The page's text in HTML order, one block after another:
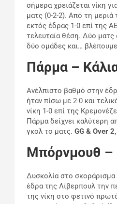
σήμερα χρειάζεται νίκη
ματς (0-2-2). Από τη
εκτός έδρας 1-0 επί της
τελευταία θέση. Δύο ματς
δύο ομάδες και…
Πάρμα –
Ανέλπιστο βαθμό στην
ήταν πίσω με 2-0 και
νίκη 1-0 επί της
Πάρμα δείχνει καλύτερη
γκολ το ματς. GG & Over
Μπόρνμουθ –
Δυσκολία στο
έδρα της Λίβερπουλ την
της νίκη στο φετινό